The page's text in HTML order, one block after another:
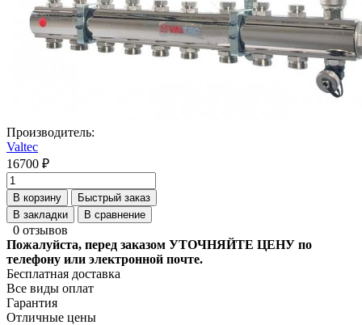
Производитель:
Valtec
16700 ₽
В корзину
Быстрый заказ
В закладки
В сравнение
0 отзывов
Пожалуйста, перед заказом УТОЧНЯЙТЕ ЦЕНУ по
телефону или электронной почте.
Бесплатная доставка
Все виды оплат
Гарантия
Отличные цены